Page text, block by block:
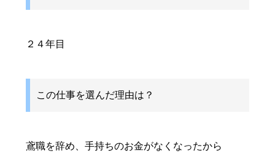
２４年目
この仕事を選んだ理由は？
鳶職を辞め、手持ちのお金がなくなったから